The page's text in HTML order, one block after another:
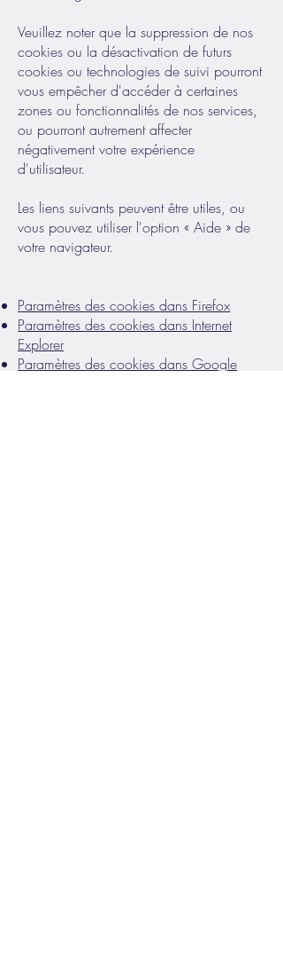
Veuillez noter que la suppression de nos
cookies ou la désactivation de futurs
cookies ou technologies de suivi pourront
vous empêcher d'accéder à certaines
zones ou fonctionnalités de nos services,
ou pourront autrement affecter
négativement votre expérience
d'utilisateur.
Les liens suivants peuvent être utiles, ou
vous pouvez utiliser l'option « Aide » de
votre navigateur.
Paramètres des cookies dans Firefox
Paramètres des cookies dans Internet
Explorer
Paramètres des cookies dans Google